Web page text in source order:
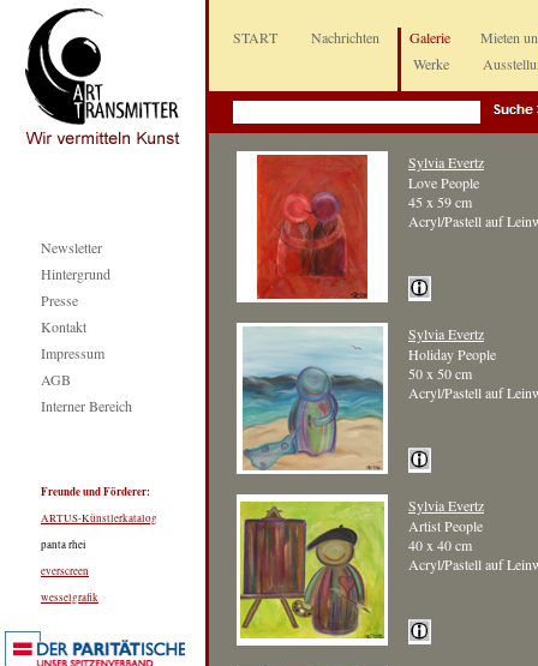
Newsletter
Hintergrund
Presse
Kontakt
Impressum
AGB
Interner Bereich
Freunde und Förderer:
ARTUS-Künstlerkatalog
panta rhei
everscreen
wesselgrafik
START Nachrichten
Galerie
Werke
Mieten
Sylvia Evertz
Love People
45 x 59 cm
Acryl/Pastell auf
Sylvia Evertz
Holiday People
50 x 50 cm
Acryl/Pastell auf
Sylvia Evertz
Artist People
40 x 40 cm
Acryl/Pastell auf